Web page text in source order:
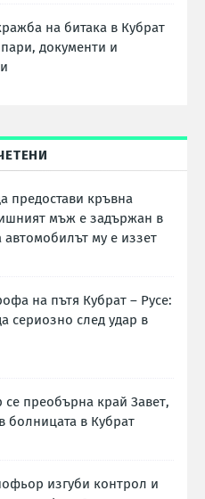
на битака в Кубрат
документи и
предостави кръвна
мъж е задържан в
автомобилът му е иззет
на пътя Кубрат – Русе:
сериозно след удар в
преобърна край Завет,
болницата в Кубрат
изгуби контрол и